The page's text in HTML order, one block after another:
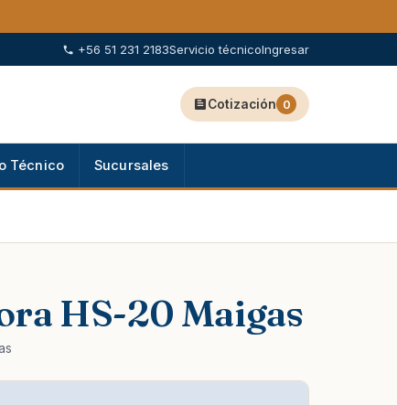
+56 51 231 2183Servicio técnicoIngresar
Cotización 0
Técnico Sucursales
HS-20 Maigas